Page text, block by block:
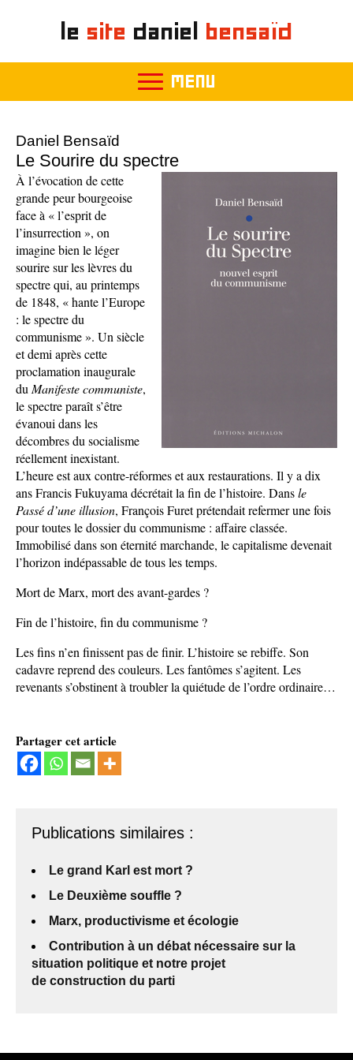
le site daniel bensaïd
MENU
Daniel Bensaïd
Le Sourire du spectre
À l’évocation de cette
grande peur bourgeoise
face à « l’esprit de
l’insurrection », on
imagine bien le léger
sourire sur les lèvres du
spectre qui, au printemps
de 1848, « hante l’Europe
: le spectre du
communisme ». Un siècle
et demi après cette
proclamation inaugurale
du Manifeste communiste,
le spectre paraît s’être
évanoui dans les
décombres du socialisme
réellement inexistant.
L’heure est aux contre-réformes et aux restaurations. Il y a dix
ans Francis Fukuyama décrétait la fin de l’histoire. Dansle
Passé d’une illusion, François Furet prétendait refermer une fois
pour toutes le dossier du communisme : affaire classée.
Immobilisé dans son éternité marchande, le capitalisme devenait
l’horizon indépassable de tous les temps.
Mort de Marx, mort des avant-gardes ?
Fin de l’histoire, fin du communisme ?
Les fins n’en finissent pas de finir. L’histoire se rebiffe. Son
cadavre reprend des couleurs. Les fantômes s’agitent. Les
revenants s’obstinent à troubler la quiétude de l’ordre ordinaire…
Partager cet article
Publications similaires :
Le grand Karl est mort ?
Le Deuxième souffle ?
Marx, productivisme et écologie
Contribution à un débat nécessaire sur la
situation politique et notre projet
de construction du parti